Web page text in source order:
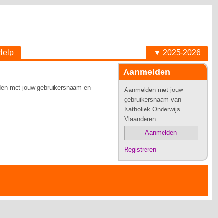
▼ 2025-2026
Aanmelden
Aanmelden met jouw
gebruikersnaam van
Katholiek Onderwijs
Vlaanderen.
Aanmelden
Registreren
met jouw gebruikersnaam en